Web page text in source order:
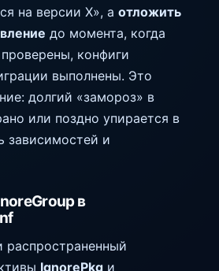
на версии X», а отложить
до момента, когда
конфиги
выполнены. Это
долгий «замороз» в
или поздно упирается в
зависимостей и
в
IgnorePkg и